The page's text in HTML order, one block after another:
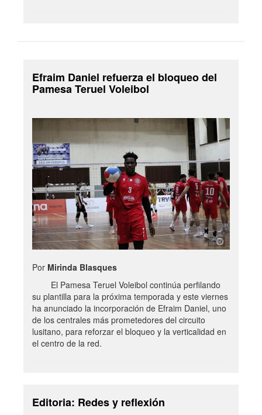
Efraim Daniel refuerza el bloqueo del
Pamesa Teruel Voleibol
Por Mirinda Blasques
El Pamesa Teruel Voleibol continúa perfilando
su plantilla para la próxima temporada y este viernes
ha anunciado la incorporación de Efraim Daniel, uno
de los centrales más prometedores del circuito
lusitano, para reforzar el bloqueo y la verticalidad en
el centro de la red.
Editoria: Redes y reflexión